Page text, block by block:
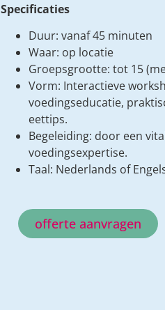
Specificaties
Duur: vanaf 45 minuten
Waar: op locatie
Groepsgrootte: tot 15
Vorm: Interactieve
voedingseducatie,
eettips.
Begeleiding: door een
voedingsexpertise.
Taal: Nederlands of
offerte aanvragen